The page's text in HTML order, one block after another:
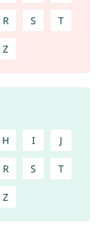
R S T
Z
H I J
R S T
Z